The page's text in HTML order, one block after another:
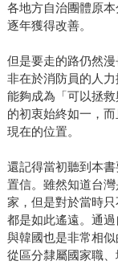
各地方自治團體原
逐年獲得改善。
但是要走的路仍然
非在於消防員的人
能夠成為「可以拯
的初衷始終如一，
現在的位置。
還記得當初聽到本
置信。雖然知道台
家，但是對於當時
都是如此遙遠。通
與韓國也是非常相似
從區分隸屬國家職